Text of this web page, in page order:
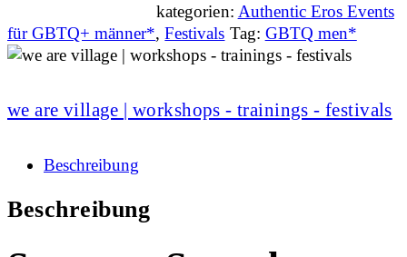
kategorien: Authentic Eros Events
für GBTQ+ männer*,Festivals Tag: GBTQ men*
we are village | workshops - trainings - festivals
Beschreibung
Beschreibung